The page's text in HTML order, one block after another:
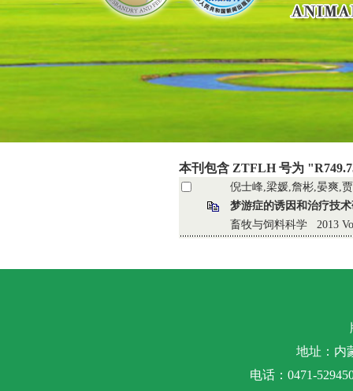
本刊包含 ZTFLH 号为
倪士峰,梁媛,詹彬,晏爽,
梦游症的诱因和治疗技
畜牧与饲料科学 2013
地址：内
电话：0471-